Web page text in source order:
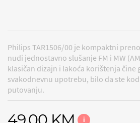
Philips TAR1506/00 je kompaktni
nudi jednostavno slušanje FM i MW
klasičan dizajn i lakoća korištenja čine
svakodnevnu upotrebu, bilo da ste
putovanju.
i